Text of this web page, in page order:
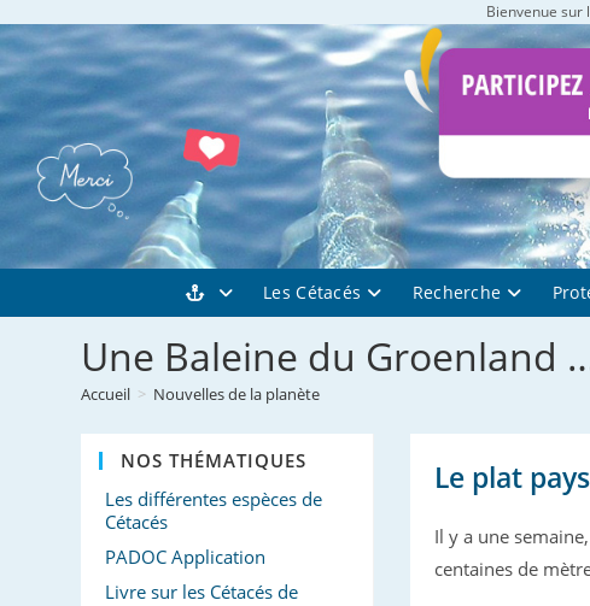
to
content
Bienvenue sur
Les Cétacés Recherche
Une Baleine du Groenland
Accueil > Nouvelles de la planète
Le plat
Il y a une
centaines de
NOS THÉMATIQUES
Les différentes espèces de
Cétacés
PADOC Application
Livre sur les Cétacés de